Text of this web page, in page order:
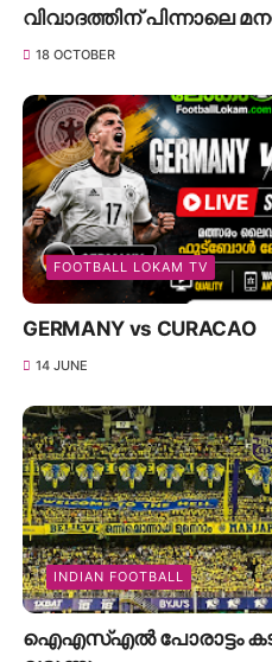
വിവാദത്തിന് പിന്നാലെ
18 OCTOBER
FOOTBALL LOKAM TV
GERMANY vs CURACAO
14 JUNE
INDIAN FOOTBALL
ഐഎസ്എൽ പോരാട്ടം